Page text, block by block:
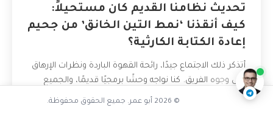
تحديث نظامنا القديم كان مستحيلاً:
كيف أنقذنا ‘نمط التين الخانق’ من جحيم
إعادة الكتابة الكارثية؟
أتذكر ذلك الاجتماع جيدًا، رائحة القهوة الباردة ونظرات الإرهاق
على وجوه الفريق. كنا نواجه وحشًا برمجيًا قديمًا، والجميع
يطالب بإعادة كتابته من الصفر. في هذه...
متى نختار Microservices
ناقشنا على تليجرام@AbuOmarTech_bot
© 2026 أبو عمر. جميع الحقوق محفوظة.